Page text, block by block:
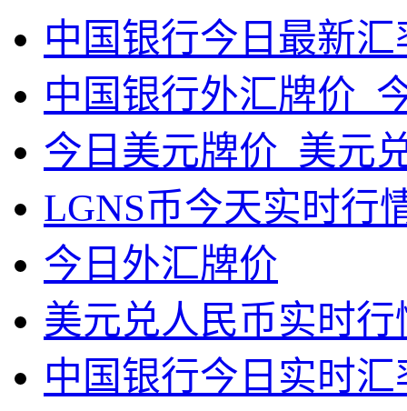
中国银行今日最新汇
中国银行外汇牌价_
今日美元牌价_美元
LGNS币今天实时行
今日外汇牌价
美元兑人民币实时行
中国银行今日实时汇